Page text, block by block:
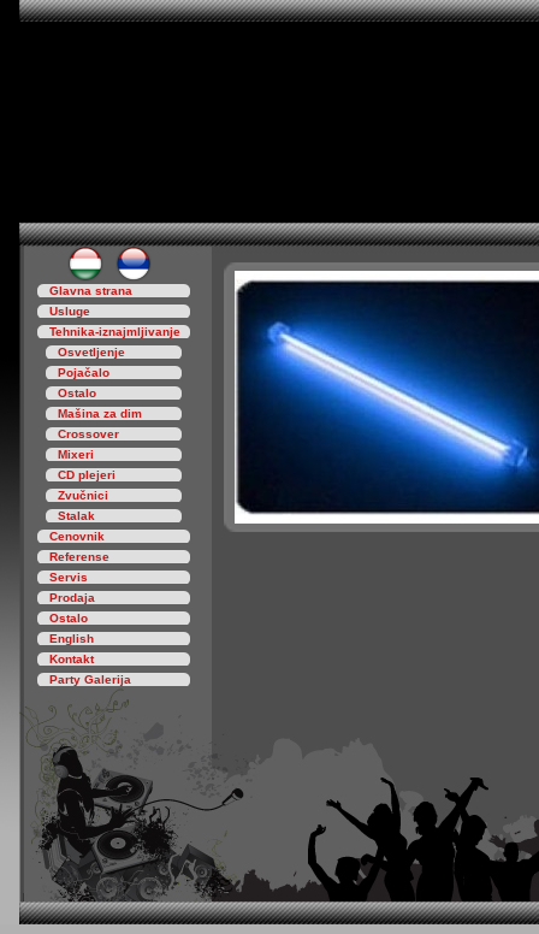
Glavna strana
Usluge
Tehnika-iznajmljivanje
Osvetljenje
Pojačalo
Ostalo
Mašina za dim
Crossover
Mixeri
CD plejeri
Zvučnici
Stalak
Cenovnik
Referense
Servis
Prodaja
Ostalo
English
Kontakt
Party Galerija